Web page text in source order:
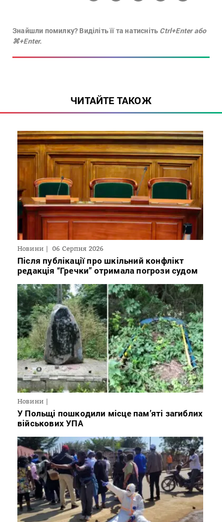
Знайшли помилку? Виділіть її та натисніть Ctrl+Enter або
⌘+Enter.
ЧИТАЙТЕ ТАКОЖ
Новини 06 Серпня 2026
Після публікації про шкільний конфлікт
редакція “Гречки” отримала погрози судом
Новини
У Польщі пошкодили місце пам’яті загиблих
військових УПА